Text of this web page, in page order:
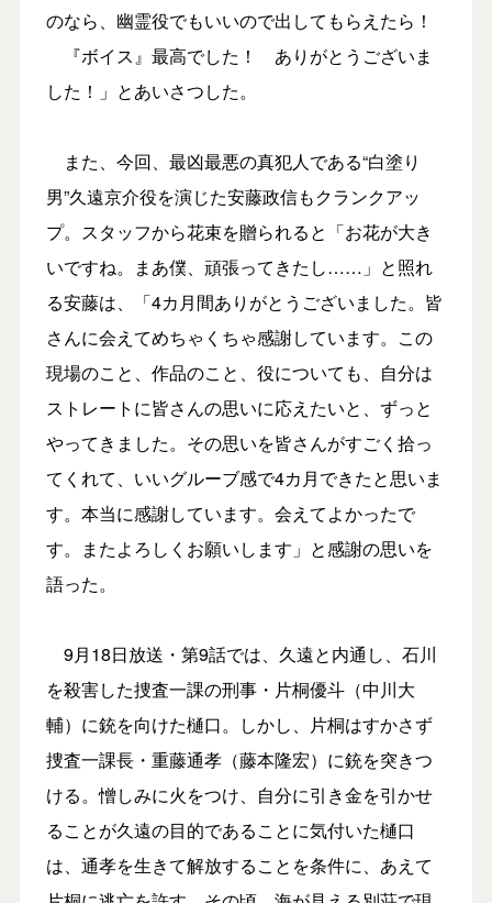
のなら、幽霊役でもいいので出してもらえたら！
『ボイス』最高でした！ ありがとうございま
した！」とあいさつした。
また、今回、最凶最悪の真犯人である“白塗り
男”久遠京介役を演じた安藤政信もクランクアッ
プ。スタッフから花束を贈られると「お花が大き
いですね。まあ僕、頑張ってきたし……」と照れ
る安藤は、「4カ月間ありがとうございました。皆
さんに会えてめちゃくちゃ感謝しています。この
現場のこと、作品のこと、役についても、自分は
ストレートに皆さんの思いに応えたいと、ずっと
やってきました。その思いを皆さんがすごく拾っ
てくれて、いいグルーブ感で4カ月できたと思いま
す。本当に感謝しています。会えてよかったで
す。またよろしくお願いします」と感謝の思いを
語った。
9月18日放送・第9話では、久遠と内通し、石川
を殺害した捜査一課の刑事・片桐優斗（中川大
輔）に銃を向けた樋口。しかし、片桐はすかさず
捜査一課長・重藤通孝（藤本隆宏）に銃を突きつ
ける。憎しみに火をつけ、自分に引き金を引かせ
ることが久遠の目的であることに気付いた樋口
は、通孝を生きて解放することを条件に、あえて